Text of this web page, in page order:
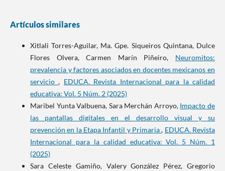
Artículos similares
Xitlali Torres-Aguilar, Ma. Gpe. Siqueiros Quintana, Dulce
Flores Olvera, Carmen Marín Piñeiro, Neuromitos:
prevalencia y factores asociados en docentes mexicanos en
servicio, EDUCA. Revista Internacional para la calidad
educativa: Vol. 5 Núm. 2 (2025)
Maribel Yunta Valbuena, Sara Merchán Arroyo, Impacto de
las pantallas digitales en el desarrollo visual y su
prevención en la Etapa Infantil y Primaria, EDUCA. Revista
Internacional para la calidad educativa: Vol. 5 Núm. 1
(2025)
Sara Celeste Gamiño, Valery González Pérez, Gregorio